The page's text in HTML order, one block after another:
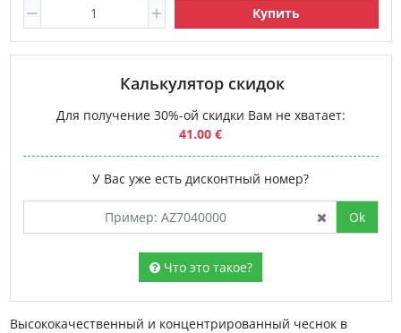
Купить
Калькулятор скидок
Для получение 30%-ой скидки Вам не хватает:
41.00 €
У Вас уже есть дисконтный номер?
Ok
Что это такое?
Высококачественный и концентрированный чеснок в